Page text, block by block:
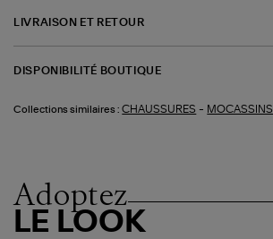
LIVRAISON ET RETOUR
DISPONIBILITÉ BOUTIQUE
Collections similaires : CHAUSSURES - MOCASSINS
Adoptez
LE LOOK